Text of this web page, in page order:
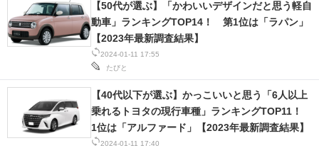
好きが集まる 比べて選べる
ビジネスと働き方のヒント
AI活用のいまが分かる
企業ITのトレンドを詳説
経営リーダーのコミュニティ
2024-01-11 17:55
たびと
【50代が選ぶ】「かわいいデザインだと思う軽自
動車」ランキングTOP14！ 第1位は「ラパン」
【2023年最新調査結果】
2024-01-11 17:40
【40代以下が選ぶ】かっこいいと思う「6人以上
乗れるトヨタの現行車種」ランキングTOP11！
1位は「アルファード」【2023年最新調査結果】